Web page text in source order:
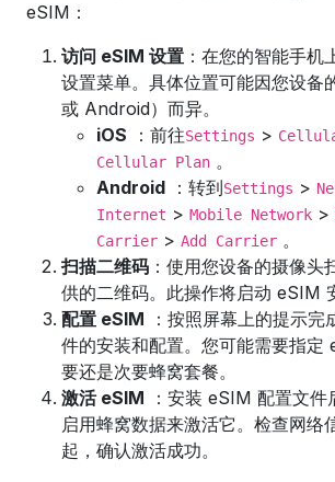
eSIM：
访问 eSIM 设置 ：在您的智能手机
设置菜单。具体位置可能因您设备
或 Android）而异。
iOS ：前往Settings >
Cellular Plan 。
Android ：转到Settings >
Internet > Mobile Network >
Carrier > Add Carrier 。
扫描二维码 ：使用您设备的摄像头
供的二维码。此操作将启动 eSIM
配置 eSIM ：按照屏幕上的提示
件的安装和配置。您可能需要指定
要还是次要蜂窝套餐。
激活 eSIM ：安装 eSIM 配置文件
启用蜂窝数据来激活它。检查网络
起，确认激活成功。